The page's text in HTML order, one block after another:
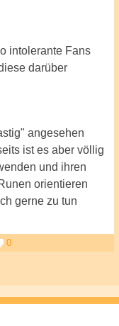
intolerante Fans
darüber
angesehen
ist es aber völlig
und ihren
orientieren
gerne zu tun
0